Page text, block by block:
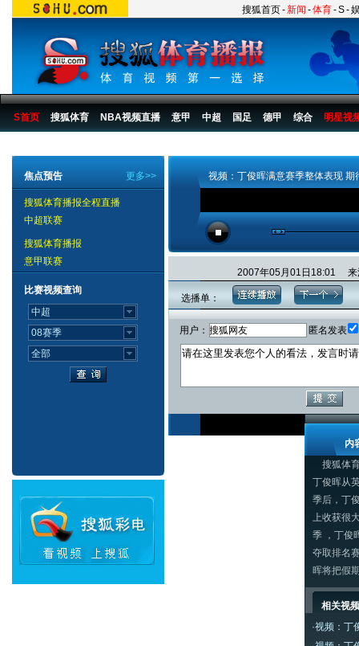
搜狐首页-新闻 -体育-S-
S首页 搜狐体育 NBA视频直播 意甲 中超 国足 德甲 综合 明星视
更多>>
焦点预告
搜狐体育播报全程直播
中超联赛
搜狐体育播报
意甲联赛
比赛视频查询
视频：丁俊晖满意赛季整体表现 期
2007年05月01日18:01
选播单：
用户： 匿名发表
内
搜狐体
丁俊晖从
季后，丁
上收获很
季 ，丁俊
夺取排名
晖将把假
相关视
·视频：丁